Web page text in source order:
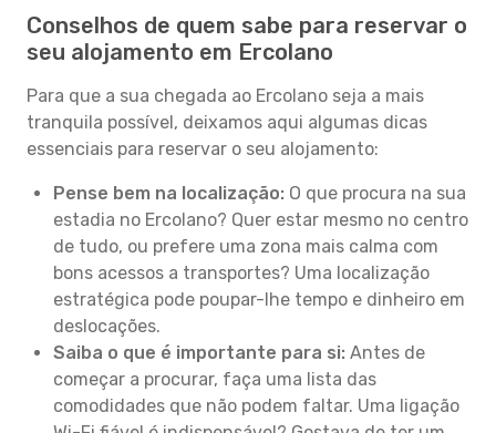
Conselhos de quem sabe para reservar o
seu alojamento em Ercolano
Para que a sua chegada ao Ercolano seja a mais
tranquila possível, deixamos aqui algumas dicas
essenciais para reservar o seu alojamento:
Pense bem na localização: O que procura na sua
estadia no Ercolano? Quer estar mesmo no centro
de tudo, ou prefere uma zona mais calma com
bons acessos a transportes? Uma localização
estratégica pode poupar-lhe tempo e dinheiro em
deslocações.
Saiba o que é importante para si: Antes de
começar a procurar, faça uma lista das
comodidades que não podem faltar. Uma ligação